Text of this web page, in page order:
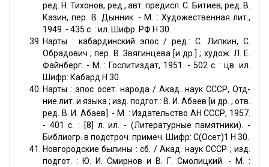
ред. Н. Тихонов, ред., авт. предисл. С. Битиев, ред. В.
Казин, пер. В. Дынник. - М. : Художественная лит.,
1949. - 435 с. : ил. Шифр: РФ Н 30.
Нарты : кабардинский эпос / ред.: С. Липкин, С.
Обрадович ; пер. В. Звягинцева [и др.] ; худож. Л. Е.
Файнберг. - М. : Гослитиздат, 1951. - 502 с. : цв. ил.
Шифр: Кабард Н 30.
Нарты : эпос осет. народа / Акад. наук СССР, Отд-
ние лит. и языка ; изд. подгот.: В. И. Абаев [и др. ; отв.
ред. В. И. Абаев]. - М. : Издательство АН СССР, 1957.
- 401 с. : [8] л. ил. - (Литературные памятники). -
Библиогр. в подстроч. примеч. Шифр: С(Осет)1 Н 30.
Новгородские былины : сб. / Акад. наук CCCР ; изд.
подгот. : Ю. И. Смирнов и В. Г. Смолицкий. - М. :